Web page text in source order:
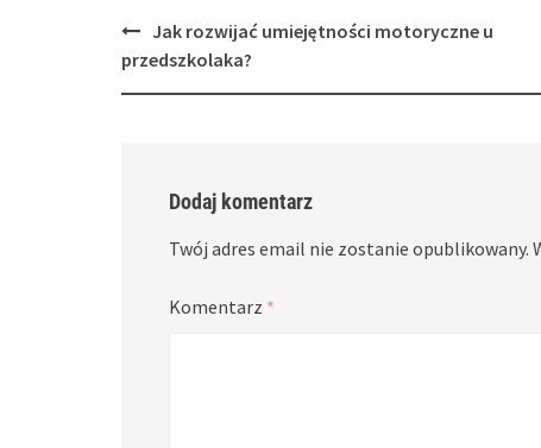
Post
navigation
Jak rozwijać umiejętności motoryczne u
przedszkolaka?
Dodaj komentarz
Twój adres email nie zostanie opublikowany.
Komentarz *